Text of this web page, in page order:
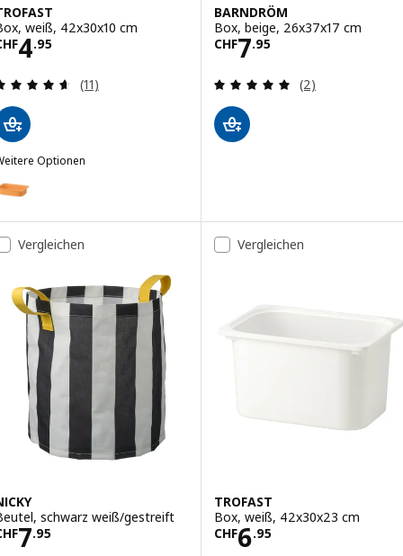
weiß, 42x30x10 cm
4.95CHF 4.95
Bewertungen: 4.6 von 5 Sternen. Bewertungen
(11)
Optionen
TROFAST, Box, hellorange, 42x30x10 cm
BARNDRÖM
Box, beige, 26x37x17 cm
CHF7.95
Preis CHF 7.95
Bewertungen:
(2)
Vergleichen
schwarz weiß/gestreift
7.95CHF 7.95
Vergleichen
TROFAST
Box, weiß, 42x30x23 cm
CHF6.95
Preis CHF 6.95